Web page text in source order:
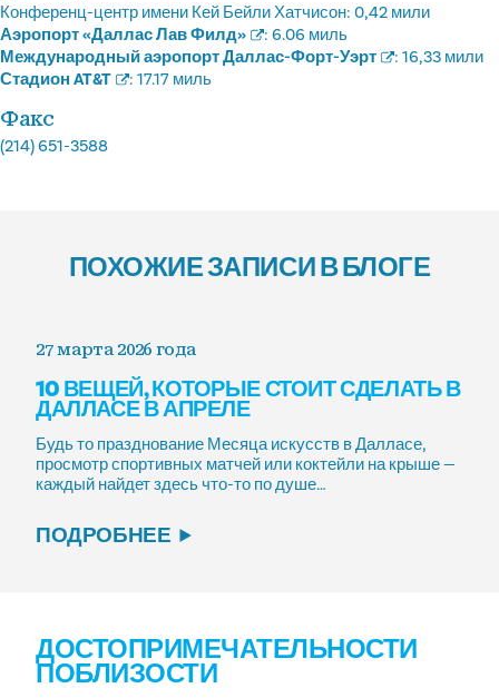
Конференц-центр имени Кей Бейли Хатчисон: 0,42 мили
Аэропорт «Даллас Лав Филд»
: 6.06 миль
Международный аэропорт Даллас-Форт-Уэрт
: 16,33 мили
Стадион AT&T
: 17.17 миль
Факс
(214) 651-3588
ПОХОЖИЕ ЗАПИСИ В БЛОГЕ
27 марта 2026 года
10 ВЕЩЕЙ, КОТОРЫЕ СТОИТ СДЕЛАТЬ В
ДАЛЛАСЕ В АПРЕЛЕ
Будь то празднование Месяца искусств в Далласе,
просмотр спортивных матчей или коктейли на крыше —
каждый найдет здесь что-то по душе…
ПОДРОБНЕЕ
ДОСТОПРИМЕЧАТЕЛЬНОСТИ
ПОБЛИЗОСТИ